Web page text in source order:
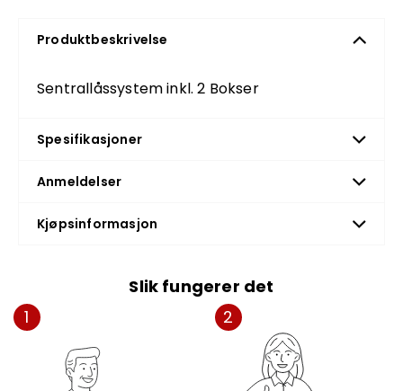
Produktbeskrivelse
Sentrallåssystem inkl. 2 Bokser
Spesifikasjoner
Anmeldelser
Kjøpsinformasjon
Slik fungerer det
1
2